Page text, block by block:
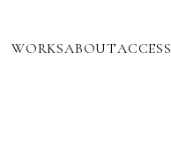
WORKSABOUTACCESS